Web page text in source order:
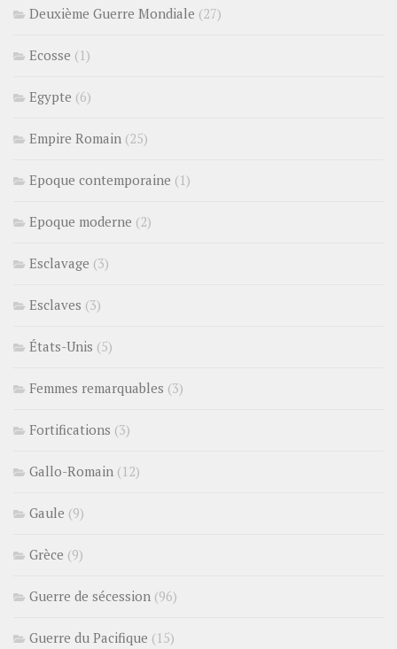
Deuxième Guerre Mondiale (27)
Ecosse (1)
Egypte (6)
Empire Romain (25)
Epoque contemporaine (1)
Epoque moderne (2)
Esclavage (3)
Esclaves (3)
États-Unis (5)
Femmes remarquables (3)
Fortifications (3)
Gallo-Romain (12)
Gaule (9)
Grèce (9)
Guerre de sécession (96)
Guerre du Pacifique (15)